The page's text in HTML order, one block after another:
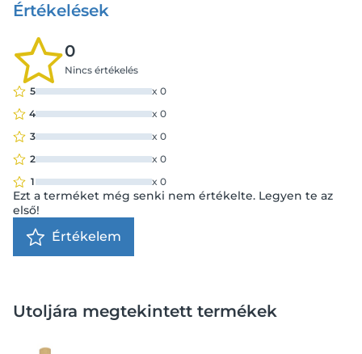
Értékelések
0
Nincs értékelés
5
x 0
4
x 0
3
x 0
2
x 0
1
x 0
Ezt a terméket még senki nem értékelte. Legyen te az
első!
Értékelem
Utoljára megtekintett termékek